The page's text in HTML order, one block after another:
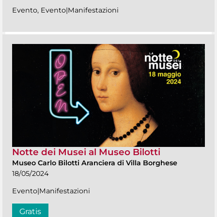
Evento, Evento|Manifestazioni
Notte dei Musei al Museo Bilotti
Museo Carlo Bilotti Aranciera di Villa Borghese
18/05/2024
Evento|Manifestazioni
Gratis